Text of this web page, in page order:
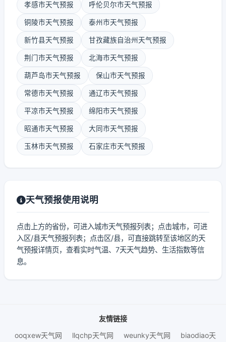
孝感市天气预报 呼伦贝尔市天气预报
铜陵市天气预报 泰州市天气预报
新竹县天气预报 甘孜藏族自治州天气预报
荆门市天气预报 北海市天气预报
葫芦岛市天气预报 保山市天气预报
常德市天气预报 通辽市天气预报
平凉市天气预报 绵阳市天气预报
昭通市天气预报 大同市天气预报
玉林市天气预报 石家庄市天气预报
天气预报使用说明
点击上方的省份，可进入城市天气预报列表；点击城市，可进
入区/县天气预报列表；点击区/县，可直接跳转至该地区的天
气预报详情页，查看实时气温、7天天气趋势、生活指数等信
息。
友情链接
ooqxew天气网
llqchp天气网 weunky天气网 biaodiao天